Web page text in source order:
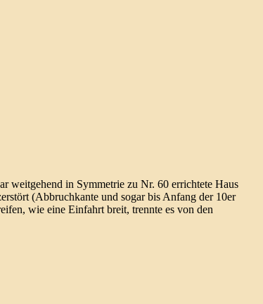
weit­gehend in Symmetrie zu Nr. 60 errich­tete Haus
(Abbruch­kante und sogar bis Anfang der 10er
wie eine Einfahrt breit, trennte es von den